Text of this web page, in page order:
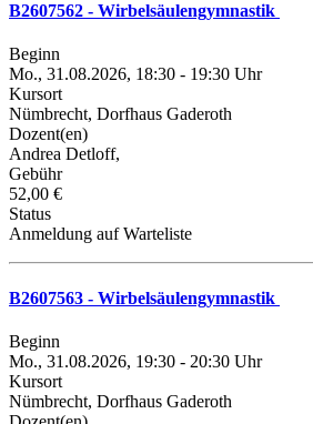
B2607562 - Wirbelsäulengymnastik
Beginn
Mo., 31.08.2026, 18:30 - 19:30 Uhr
Kursort
Nümbrecht, Dorfhaus Gaderoth
Dozent(en)
Andrea Detloff,
Gebühr
52,00 €
Status
Anmeldung auf Warteliste
B2607563 - Wirbelsäulengymnastik
Beginn
Mo., 31.08.2026, 19:30 - 20:30 Uhr
Kursort
Nümbrecht, Dorfhaus Gaderoth